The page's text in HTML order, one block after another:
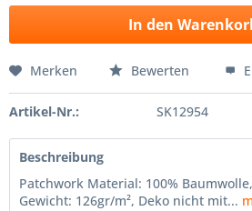
In den
Merken Bewerten
Artikel-Nr.: SK12954
Beschreibung
Patchwork Material: 100%
Gewicht: 126gr/m², Deko nicht mit...